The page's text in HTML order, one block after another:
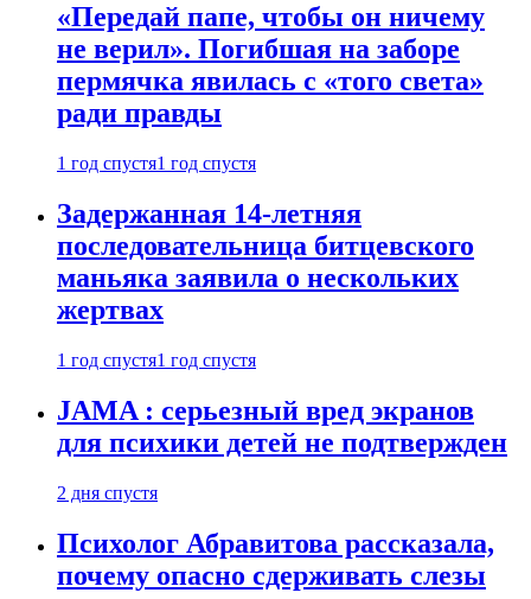
«Передай папе, чтобы он ничему
не верил». Погибшая на заборе
пермячка явилась с «того света»
ради правды
1 год спустя1 год спустя
Задержанная 14-летняя
последовательница битцевского
маньяка заявила о нескольких
жертвах
1 год спустя1 год спустя
JAMA : серьезный вред экранов
для психики детей не подтвержден
2 дня спустя
Психолог Абравитова рассказала,
почему опасно сдерживать слезы